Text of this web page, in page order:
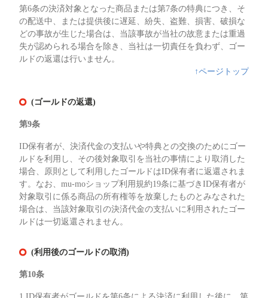
第6条の決済対象となった商品または第7条の特典につき、そ
の配送中、または提供後に遅延、紛失、盗難、損害、破損な
どの事故が生じた場合は、当該事故が当社の故意または重過
失が認められる場合を除き、当社は一切責任を負わず、ゴー
ルドの返還は行いません。
↑ページトップ
(ゴールドの返還)
第9条
ID保有者が、決済代金の支払いや特典との交換のためにゴー
ルドを利用し、その後対象取引を当社の事情により取消した
場合、原則として利用したゴールドはID保有者に返還されま
す。なお、mu-moショップ利用規約19条に基づきID保有者が
対象取引に係る商品の所有権等を放棄したものとみなされた
場合は、当該対象取引の決済代金の支払いに利用されたゴー
ルドは一切返還されません。
(利用後のゴールドの取消)
第10条